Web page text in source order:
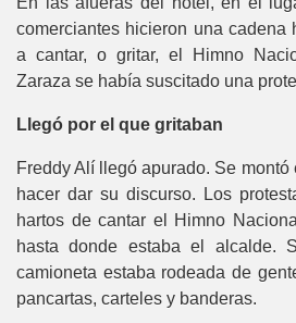
comerciantes hicieron una cadena
a cantar, o gritar, el Himno
Zaraza se había suscitado una
Llegó por el que gritaban
Freddy Alí llegó apurado. Se
hacer dar su discurso. Los
hartos de cantar el Himno
hasta donde estaba el alcalde.
camioneta estaba rodeada de
pancartas, carteles y banderas.